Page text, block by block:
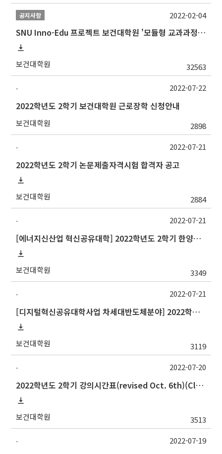
공지사항
SNU Inno-Edu 프로젝트 보건대학원 '모듈형 교과과정' 안내(revised 2022/2/28)
보건대학원 32563
2022-02-04
-
2022학년도 2학기 보건대학원 근로장학 신청안내
보건대학원 2898
2022-07-22
-
2022학년도 2학기 논문제출자격시험 합격자 공고
보건대학원 2884
2022-07-21
-
[에너지신산업 혁신공유대학] 2022학년도 2학기 한양대학교 교류 수학 안내
보건대학원 3349
2022-07-21
-
[디지털혁신공유대학사업 차세대반도체분야] 2022학년도 2학기 대구대학교 교류 수학 안내
보건대학원 3119
2022-07-21
-
2022학년도 2학기 강의시간표(revised Oct. 6th)(Class schedule, 2022 Fall semester)
보건대학원 3513
2022-07-20
- 2022-07-19